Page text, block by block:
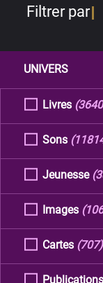
Filtrer par
UNIVERS
Livres
Sons
Jeunesse
Images
Cartes (707)